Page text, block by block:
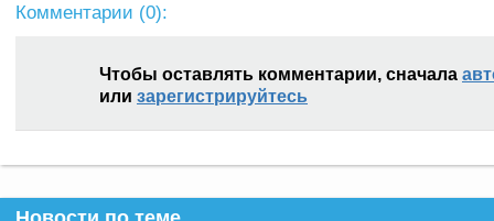
Комментарии (0):
Чтобы оставлять комментарии, сначала
или зарегистрируйтесь